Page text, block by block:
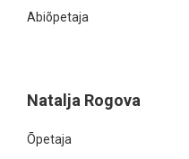
Abiõpetaja
Natalja Rogova
Õpetaja